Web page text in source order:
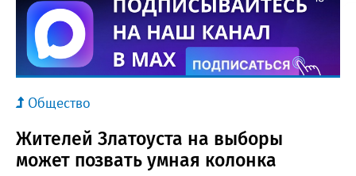
Общество
Жителей Златоуста на выборы
может позвать умная колонка